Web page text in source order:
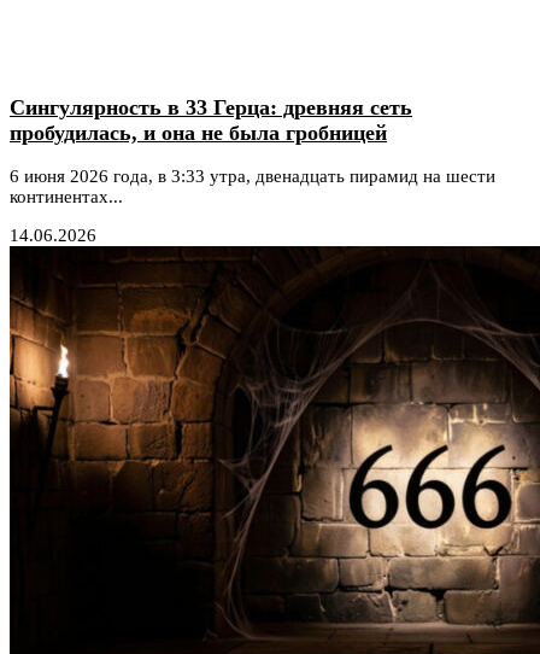
Сингулярность в 33 Герца: древняя сеть
пробудилась, и она не была гробницей
6 июня 2026 года, в 3:33 утра, двенадцать пирамид на шести
континентах...
14.06.2026